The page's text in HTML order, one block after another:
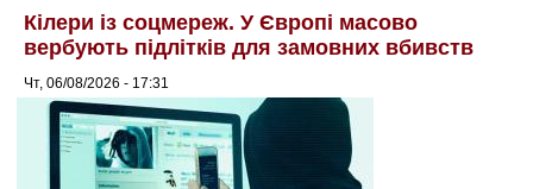
Кілери із соцмереж. У Європі масово
вербують підлітків для замовних вбивств
Чт, 06/08/2026 - 17:31